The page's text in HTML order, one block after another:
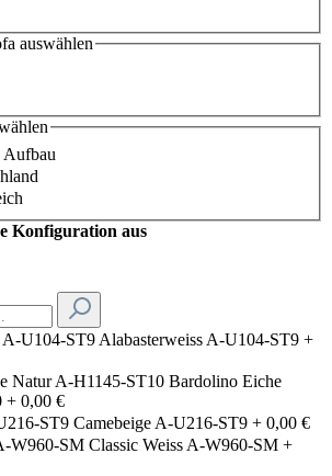
auswählen
Aufbau
Konfiguration aus
Alabasterweiss A-U104-ST9 +
Bardolino Eiche
+ 0,00 €
Camebeige A-U216-ST9 + 0,00 €
Classic Weiss A-W960-SM +